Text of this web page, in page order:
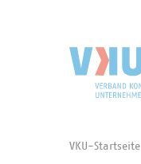
VKU-Startseite